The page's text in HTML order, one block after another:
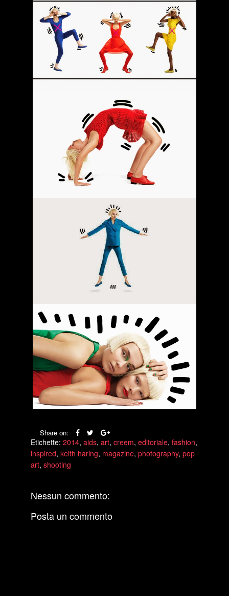
Share on:
Etichette: 2014, aids, art, creem, editoriale, fashion,
inspired, keith haring, magazine, photography, pop
art, shooting
Nessun commento:
Posta un commento